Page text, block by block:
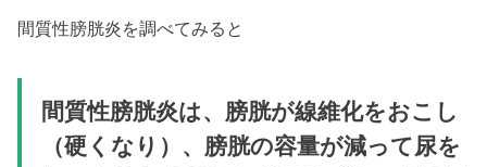
間質性膀胱炎を調べてみると
間質性膀胱炎は、膀胱が線維化をおこし
（硬くなり）、膀胱の容量が減って尿を